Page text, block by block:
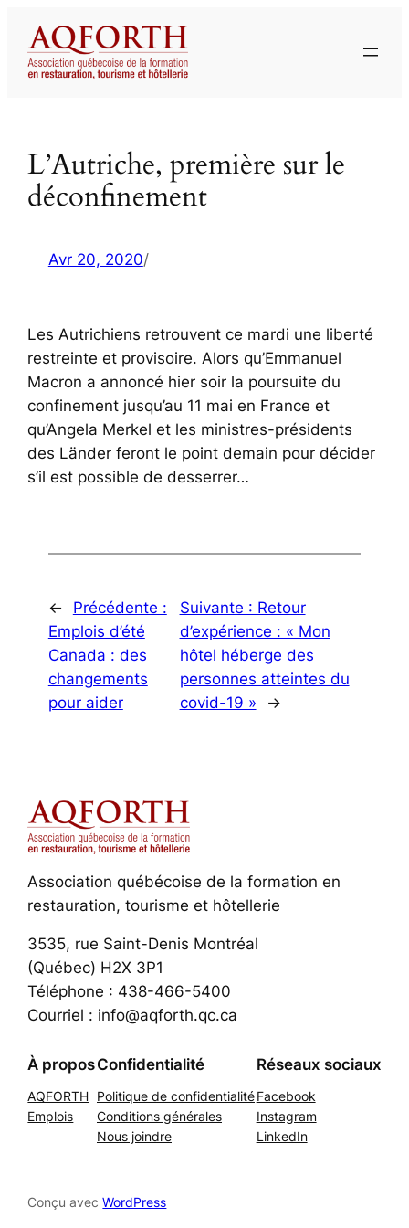
contenu
L’Autriche, première sur le
déconfinement
Avr 20, 2020/
Les Autrichiens retrouvent ce mardi une liberté
restreinte et provisoire. Alors qu’Emmanuel
Macron a annoncé hier soir la poursuite du
confinement jusqu’au 11 mai en France et
qu’Angela Merkel et les ministres-présidents
des Länder feront le point demain pour décider
s’il est possible de desserrer…
←
Précédente :
Emplois d’été
Canada : des
changements
pour aider
Suivante : Retour
d’expérience : « Mon
hôtel héberge des
personnes atteintes du
covid-19 »
→
Association québécoise de la formation en
restauration, tourisme et hôtellerie
3535, rue Saint-Denis Montréal
(Québec) H2X 3P1
Téléphone : 438-466-5400
Courriel : info@aqforth.qc.ca
À propos
AQFORTH
Emplois
Confidentialité
Politique de confidentialité
Conditions générales
Nous joindre
Réseaux sociaux
Facebook
Instagram
LinkedIn
Conçu avecWordPress